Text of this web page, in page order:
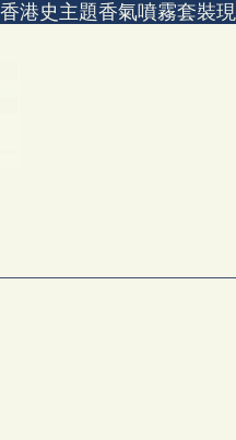
港史主題香氣噴霧套裝現